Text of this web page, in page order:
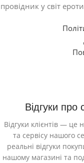
провідник у світ
Відгуки
Відгуки клієнтів — це
та сервісу нашого
реальні відгуки
нашому магазині та